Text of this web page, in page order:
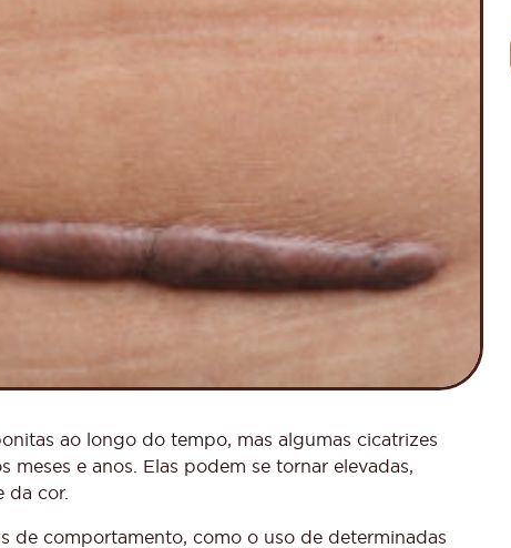
ao longo do tempo, mas algumas cicatrizes
meses e anos. Elas podem se tornar elevadas,
da cor.
de comportamento, como o uso de determinadas